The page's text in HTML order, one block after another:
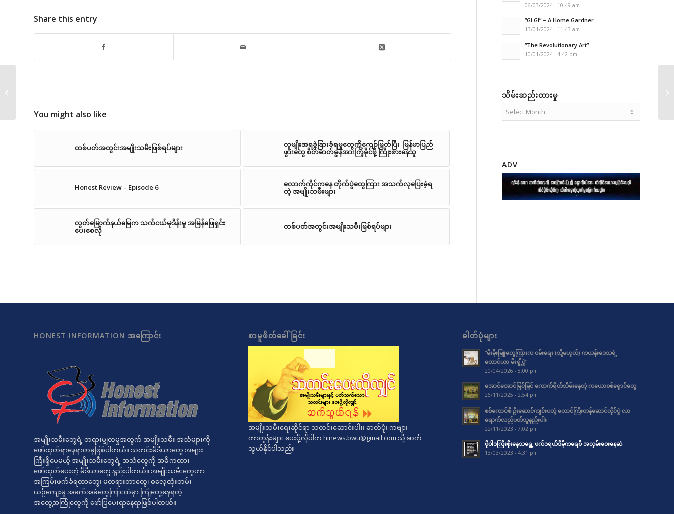
Share this entry
You might also like
တစ်ပတ်အတွင်းအမျိုးသမီးဖြစ်ရပ်များ
လူမျိုးအရခွဲခြားခံရမှုတွေကိုကျော်ဖြတ်ပြီး မြန်မာပြည်
ဖွားတွေ စိတ်ဓာတ်ခွန်အားကြံ့ခိုင်ဖို့ ကြိုးစားနေသူ
Honest Review – Episode 6
လောက်ကိုင်ကနေ တိုက်ပွဲတွေကြား အသက်လုပြေးခဲ့ရ
တဲ့ အမျိုးသမီးများ
လွတ်မြောက်နယ်မြေက သက်ငယ်မုဒိန်းမှု အမြန်ဖြေရှင်း
ပေးစေလို
တစ်ပတ်အတွင်းအမျိုးသမီးဖြစ်ရပ်များ
06/03/2024 - 10:49 am
“Gi GI” – A Home Gardner
13/01/2024 - 11:43 am
“The Revolutionary Art”
10/01/2024 - 4:42 pm
သိမ်းဆည်းထားမှု
ADV
HONEST INFORMATION အကြောင်း
အမျိုးသမီးတွေရဲ့ တရားမျှတမှုအတွက် အမျိုးသမီး အသံများကို
ဖော်ထုတ်ရာနေရာတခုဖြစ်ပါတယ်။ သတင်းမီဒီယာတွေ အများ
ကြီးရှိပေမယ့် အမျိုးသမီးတွေရဲ့ အသံတွေကို အဓိကထား
ဖော်ထုတ်ပေးတဲ့ မီဒီယာတွေ နည်းပါတယ်။ အမျိုးသမီးတွေဟာ
အကြမ်းဖက်ခံရတာတွေ၊ မတရားတာတွေ၊ ဓလေ့ထုံးတမ်း
ယဉ်ကျေးမှု အခက်အခဲတွေကြားထဲမှာ ကြုံတွေ့နေရတဲ့
အတွေ့အကြုံတွေကို ဖော်ပြပေးရာနေရာဖြစ်ပါတယ်။
စာမူဖိတ်ခေါ်ခြင်း
အမျိုးသမီးရေးဆိုင်ရာ သတင်းဆောင်းပါး၊ ဓာတ်ပုံ၊ ကဗျာ၊
ကာတွန်းများ ပေးပို့လိုပါက hinews.bwu@gmail.com သို့ ဆက်
သွယ်နိုင်ပါသည်။
ဓါတ်ပုံများ
“မီးခိုးမြူတွေကြားက ဝမ်းရေး (သို့မဟုတ်) ကယန်းဒေသရဲ့
တောင်ယာ မီးရှို့ပွဲ”
20/04/2026 - 8:00 pm
အောင်အောင်မြင်မြင် ကောက်ရိတ်သိမ်းနေတဲ့ ကယောစစ်ရှောင်တွေ
26/11/2025 - 2:54 pm
စစ်ကောင်စီ ဦးဆောင်ကျင်းပတဲ့ တောင်ကြီးတန်ဆောင်တိုင်ပွဲ လာ
ရောက်လည်ပတ်သူနည်းပါး
22/11/2023 - 7:02 pm
ဖိုဝါဒကြီးစိုးနေသရွေ့ ဖက်ဒရယ်ဒီမိုကရေစီ အလှမ်းဝေးနေဆဲ
13/03/2023 - 4:31 pm